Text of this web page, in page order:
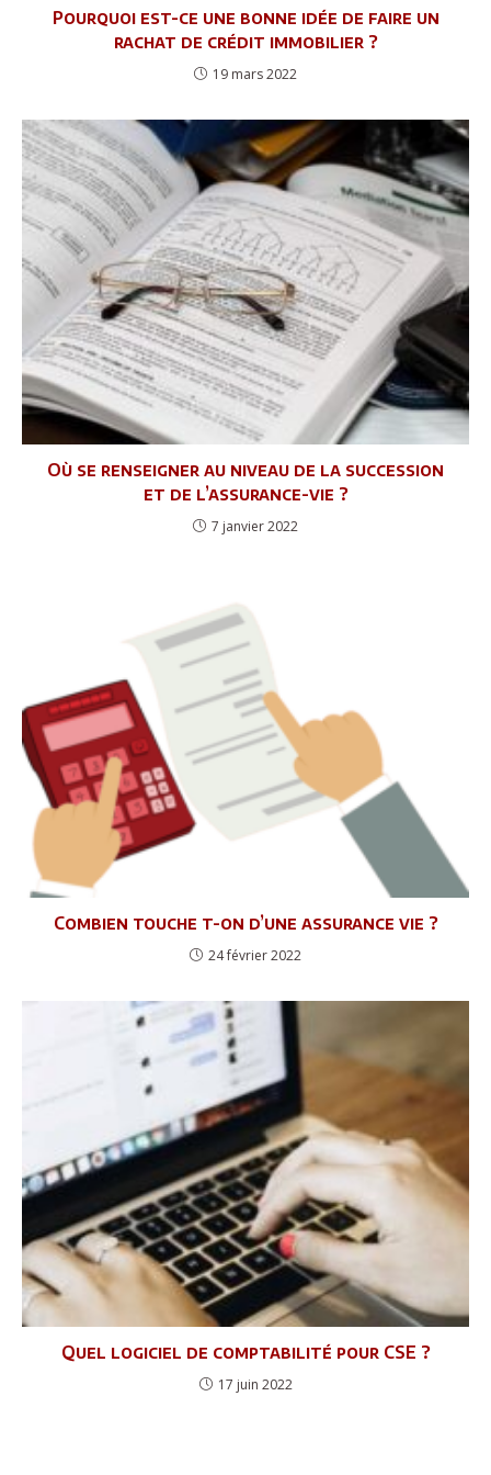
Pourquoi est-ce une bonne idée de faire un
rachat de crédit immobilier ?
19 mars 2022
Où se renseigner au niveau de la succession
et de l’assurance-vie ?
7 janvier 2022
Combien touche t-on d’une assurance vie ?
24 février 2022
Quel logiciel de comptabilité pour CSE ?
17 juin 2022